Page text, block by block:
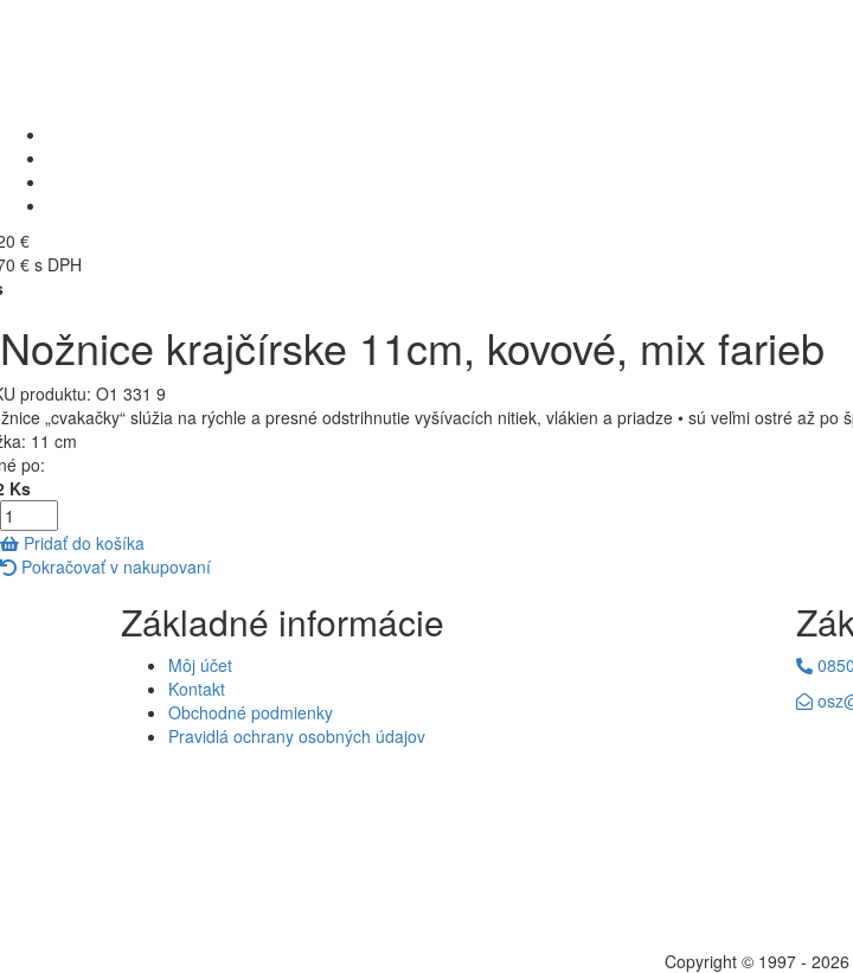
€
€ s DPH
Nožnice krajčírske 11cm, kovové, mix farieb
produktu: O1 331 9
„cvakačky“ slúžia na rýchle a presné odstrihnutie vyšívacích nitiek, vlákien a priadze • sú veľmi ostré až
11 cm
po:
Ks
Pridať do košíka
Pokračovať v nakupovaní
Základné informácie
Môj účet
Kontakt
Obchodné podmienky
Pravidlá ochrany osobných údajov
Copyright © 1997 - 2026